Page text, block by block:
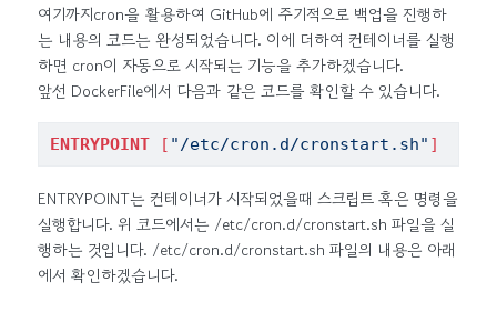
여기까지cron을 활용하여 GitHub에 주기적으로 백업을 진행하
는 내용의 코드는 완성되었습니다. 이에 더하여 컨테이너를 실행
하면 cron이 자동으로 시작되는 기능을 추가하겠습니다.
앞선 DockerFile에서 다음과 같은 코드를 확인할 수 있습니다.
ENTRYPOINT [ "/etc/cron.d/cronstart.sh" ]
ENTRYPOINT는 컨테이너가 시작되었을때 스크립트 혹은 명령을
실행합니다. 위 코드에서는 /etc/cron.d/cronstart.sh 파일을 실
행하는 것입니다. /etc/cron.d/cronstart.sh 파일의 내용은 아래
에서 확인하겠습니다.